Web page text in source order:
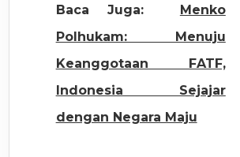
Baca Juga:
Menko
Polhukam: Menuju
Keanggotaan FATF,
Indonesia Sejajar
dengan Negara Maju